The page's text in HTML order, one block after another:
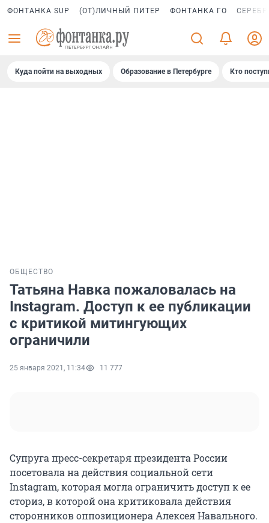
ФОНТАНКА SUP (ОТ)ЛИЧНЫЙ ПИТЕР ФОНТАНКА ГО
Куда пойти на выходных Образование в Петербурге Кто
ОБЩЕСТВО
Татьяна Навка пожаловалась на
Instagram. Доступ к ее публикации
с критикой митингующих
ограничили
25 января 2021, 11:34 11 777
Супруга пресс-секретаря президента России
посетовала на действия социальной сети
Instagram, которая могла ограничить доступ к ее
сториз, в которой она критиковала действия
сторонников оппозиционера Алексея Навального.